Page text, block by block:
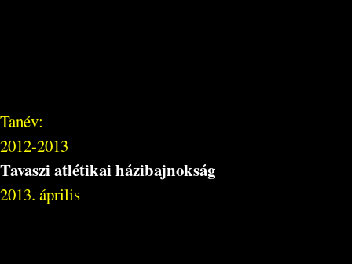
Tanév:
2012-2013
Tavaszi atlétikai házibajnokság
2013. április